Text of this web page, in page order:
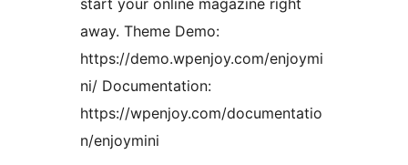
start your online magazine right
away. Theme Demo:
https://demo.wpenjoy.com/enjoymi
ni/ Documentation:
https://wpenjoy.com/documentatio
n/enjoymini